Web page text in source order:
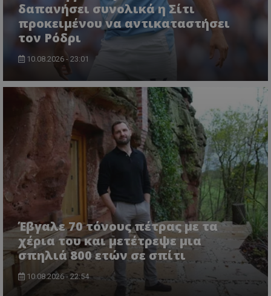
δαπανήσει συνολικά η Σίτι
προκειμένου να αντικαταστήσει
τον Ρόδρι
10.08.2026 - 23:01
Έβγαλε 70 τόνους πέτρας με τα
χέρια του και μετέτρεψε μια
σπηλιά 800 ετών σε σπίτι
10.08.2026 - 22:54